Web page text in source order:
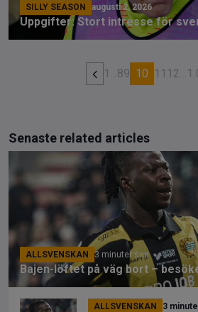
SILLY SEASON augusti 2, 2026
1 …89 10 11 12…1
Senaste related articles
ALLSVENSKAN 3 minuter sen
Bajen-löftet på väg bort –
ALLSVENSKAN 3